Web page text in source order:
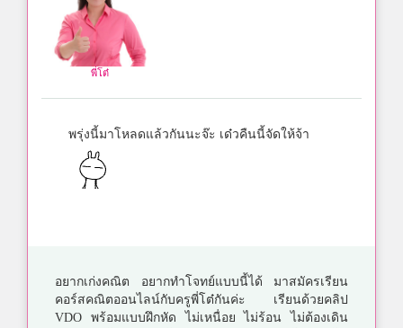
พี่โต๋
พรุ่งนี้มาโหลดแล้วกันนะจ๊ะ เด๋วคืนนี้จัดให้จ้า
อยากเก่งคณิต อยากทำโจทย์แบบนี้ได้ มาสมัครเรียน
คอร์สคณิตออนไลน์กับครูพี่โต๋กันค่ะ เรียนด้วยคลิป
VDO พร้อมแบบฝึกหัด ไม่เหนื่อย ไม่ร้อน ไม่ต้องเดิน